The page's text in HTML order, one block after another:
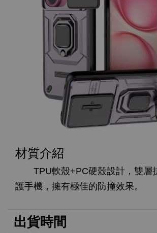
材質介紹
TPU軟殼+PC硬殼設計，雙層
護手機，擁有極佳的防撞效果。
出貨時間